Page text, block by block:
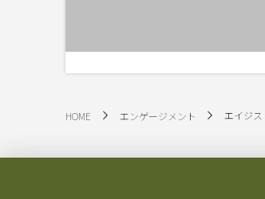
HOME エンゲージメント エイジス